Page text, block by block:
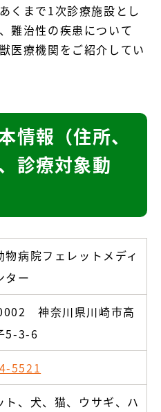
くまで1次診療施設とし
難治性の疾患について
医療機関をご紹介してい
情報（住所、
診療対象動
物病院フェレットメディ
ター
神奈川県川崎市高
5-3-6
5521
ト、犬、猫、ウサギ、ハ